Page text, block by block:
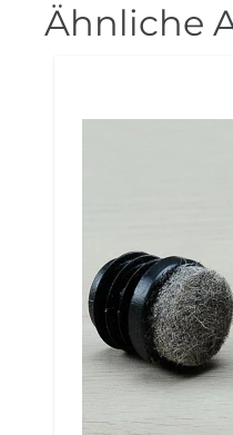
Ähnliche